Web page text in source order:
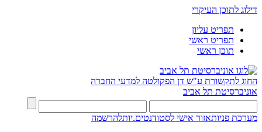
דילוג לתוכן העיקרי
תפריט עליון
תפריט ראשי
תוכן ראשי
החוג לתקשורת ע"ש דן הפקולטה למדעי החברה
אוניברסיטת תל אביב
מערכת פניותאזור אישי לסטודנטים.יותלהרשמה